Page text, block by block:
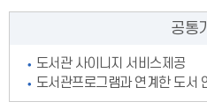
공통
도서관 사이니지 서비스제공
도서관프로그램과 연계한 도서